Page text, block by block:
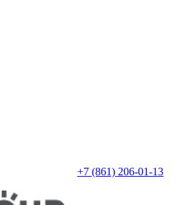
+7 (861) 206-01-13